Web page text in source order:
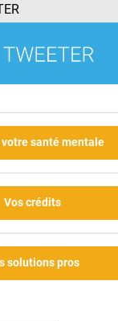
santé mentale
Vos crédits
solutions pros